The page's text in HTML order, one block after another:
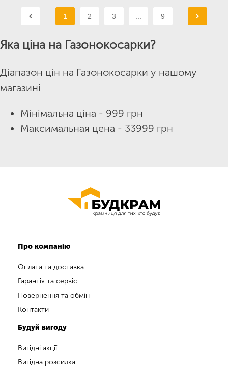
1 2 3 9
Яка ціна на Газонокосарки?
Діапазон цін на Газонокосарки у нашому
магазині
Мінімальна ціна - 999 грн
Максимальная цена - 33999 грн
Про компанію
Оплата та доставка
Гарантія та сервіс
Повернення та обмін
Контакти
Будуй вигоду
Вигідні акції
Вигідна розсилка